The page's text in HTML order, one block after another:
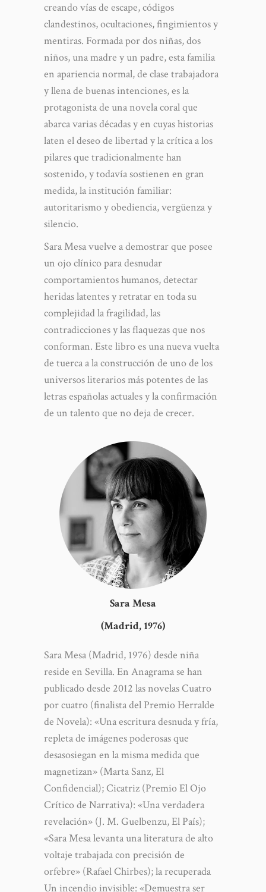
creando vías de escape, códigos
clandestinos, ocultaciones, fingimientos y
mentiras. Formada por dos niñas, dos
niños, una madre y un padre, esta familia
en apariencia normal, de clase trabajadora
y llena de buenas intenciones, es la
protagonista de una novela coral que
abarca varias décadas y en cuyas historias
laten el deseo de libertad y la crítica a los
pilares que tradicionalmente han
sostenido, y todavía sostienen en gran
medida, la institución familiar:
autoritarismo y obediencia, vergüenza y
silencio.
Sara Mesa vuelve a demostrar que posee
un ojo clínico para desnudar
comportamientos humanos, detectar
heridas latentes y retratar en toda su
complejidad la fragilidad, las
contradicciones y las flaquezas que nos
conforman. Este libro es una nueva vuelta
de tuerca a la construcción de uno de los
universos literarios más potentes de las
letras españolas actuales y la confirmación
de un talento que no deja de crecer.
Sara Mesa
(Madrid, 1976)
Sara Mesa (Madrid, 1976) desde niña
reside en Sevilla. En Anagrama se han
publicado desde 2012 las novelas Cuatro
por cuatro (finalista del Premio Herralde
de Novela): «Una escritura desnuda y fría,
repleta de imágenes poderosas que
desasosiegan en la misma medida que
magnetizan» (Marta Sanz, El
Confidencial); Cicatriz (Premio El Ojo
Crítico de Narrativa): «Una verdadera
revelación» (J. M. Guelbenzu, El País);
«Sara Mesa levanta una literatura de alto
voltaje trabajada con precisión de
orfebre» (Rafael Chirbes); la recuperada
Un incendio invisible: «Demuestra ser